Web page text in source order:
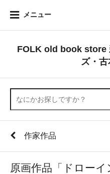
メニュー
FOLK old book store
ズ・
作家作品
原画作品「ドロー